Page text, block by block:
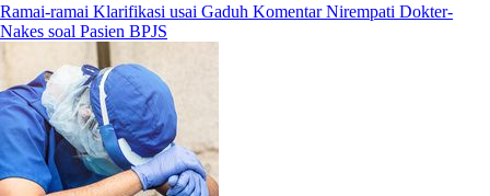
Ramai-ramai Klarifikasi usai Gaduh Komentar Nirempati Dokter-
Nakes soal Pasien BPJS